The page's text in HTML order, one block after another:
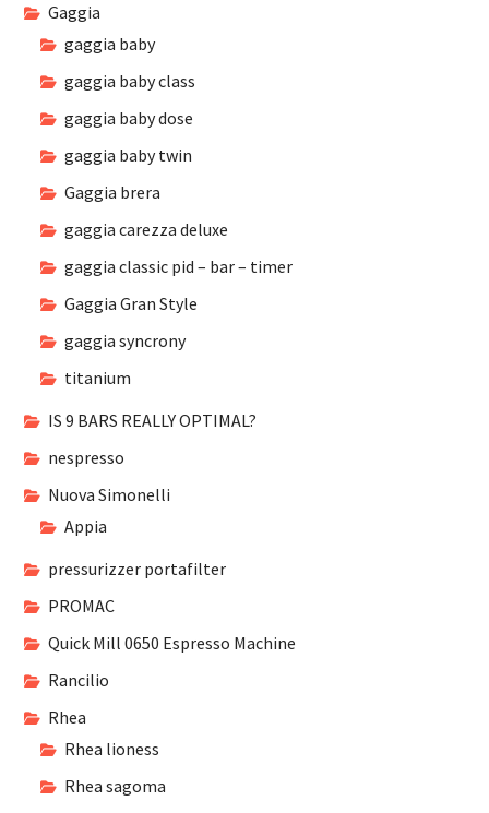
Gaggia
gaggia baby
gaggia baby class
gaggia baby dose
gaggia baby twin
Gaggia brera
gaggia carezza deluxe
gaggia classic pid – bar – timer
Gaggia Gran Style
gaggia syncrony
titanium
IS 9 BARS REALLY OPTIMAL?
nespresso
Nuova Simonelli
Appia
pressurizzer portafilter
PROMAC
Quick Mill 0650 Espresso Machine
Rancilio
Rhea
Rhea lioness
Rhea sagoma